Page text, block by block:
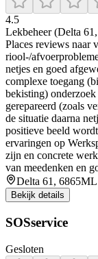
4.5
Lekbeheer (Delta
Places reviews naar
riool-/
netjes en goed
complexe toegang
bekisting)
gerepareerd (zoals
de situatie daarna
positieve beeld
ervaringen op
zijn en concrete
van meedenken en
Delta 61,
Bekijk details
SOSservice
Gesloten